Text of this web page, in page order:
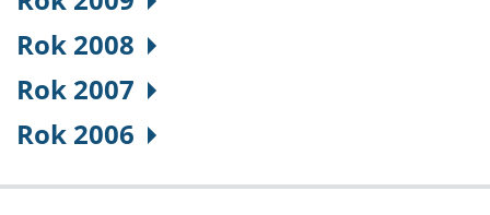
Rok 2008
Rok 2007
Rok 2006